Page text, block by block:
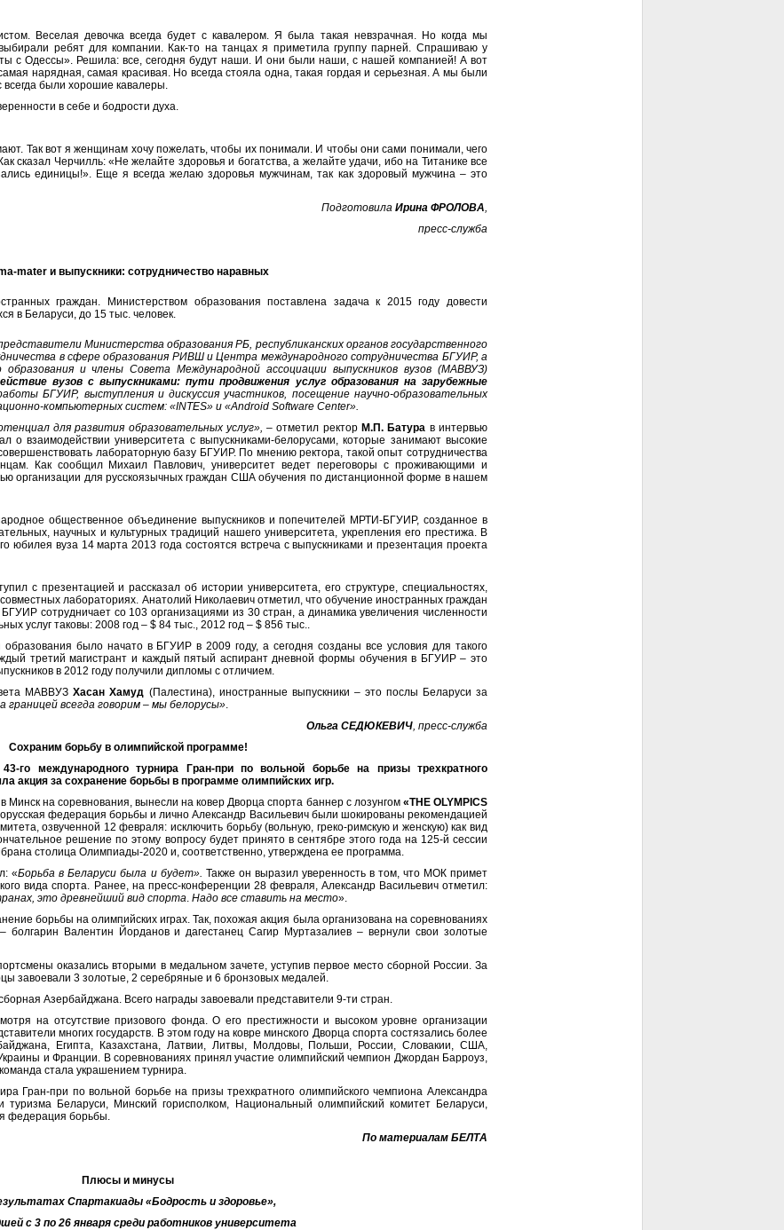
Веселая девочка всегда будет с кавалером. Я была такая невзрачная. Но когда мы
ребят для компании. Как-то на танцах я приметила группу парней. Спрашиваю у
с Одессы». Решила: все, сегодня будут наши. И они были наши, с нашей компанией! А вот
нарядная, самая красивая. Но всегда стояла одна, такая гордая и серьезная. А мы были
были хорошие кавалеры.
в себе и бодрости духа.
Так вот я женщинам хочу пожелать, чтобы их понимали. И чтобы они сами понимали, чего
сказал Черчилль: «Не желайте здоровья и богатства, а желайте удачи, ибо на Титанике все
единицы!». Еще я всегда желаю здоровья мужчинам, так как здоровый мужчина – это
Подготовила Ирина ФРОЛОВА,
пресс-служба
-mater и выпускники: сотрудничество наравных
граждан. Министерством образования поставлена задача к 2015 году довести
в Беларуси, до 15 тыс. человек.
Министерства образования РБ, республиканских органов государственного
в сфере образования РИВШ и Центра международного сотрудничества БГУИР, а
и члены Совета Международной ассоциации выпускников вузов (МАВВУЗ)
вузов с выпускниками: пути продвижения услуг образования на зарубежные
БГУИР, выступления и дискуссия участников, посещение научно-образовательных
компьютерных систем: «INTES» и «Android Software Center».
для развития образовательных услуг», – отметил ректор М.П. Батура в интервью
о взаимодействии университета с выпускниками-белорусами, которые занимают высокие
лабораторную базу БГУИР. По мнению ректора, такой опыт сотрудничества
Как сообщил Михаил Павлович, университет ведет переговоры с проживающими и
организации для русскоязычных граждан США обучения по дистанционной форме в нашем
общественное объединение выпускников и попечителей МРТИ-БГУИР, созданное в
научных и культурных традиций нашего университета, укрепления его престижа. В
юбилея вуза 14 марта 2013 года состоятся встреча с выпускниками и презентация проекта
с презентацией и рассказал об истории университета, его структуре, специальностях,
лабораториях. Анатолий Николаевич отметил, что обучение иностранных граждан
сотрудничает со 103 организациями из 30 стран, а динамика увеличения численности
услуг таковы: 2008 год – $ 84 тыс., 2012 год – $ 856 тыс..
было начато в БГУИР в 2009 году, а сегодня созданы все условия для такого
третий магистрант и каждый пятый аспирант дневной формы обучения в БГУИР– это
в 2012 году получили дипломы с отличием.
МАВВУЗХасан Хамуд (Палестина), иностранные выпускники –это послы Беларуси за
границей всегда говорим – мы белорусы».
Ольга СЕДЮКЕВИЧ, пресс-служба
Сохраним борьбу в олимпийской программе!
го международного турнира Гран-при по вольной борьбе на призы трехкратного
акция за сохранение борьбы в программе олимпийских игр.
на соревнования, вынесли на ковер Дворца спорта баннер с лозунгом «THE OLYMPICS
федерация борьбы и лично Александр Васильевич были шокированы рекомендацией
озвученной 12 февраля: исключить борьбу (вольную, греко-римскую и женскую) как вид
решение по этому вопросу будет принято в сентябре этого года на 125-й сессии
столица Олимпиады-2020 и, соответственно, утверждена ее программа.
«Борьба в Беларуси была и будет». Также он выразил уверенность в том, что МОК примет
вида спорта. Ранее, на пресс-конференции 28 февраля, Александр Васильевич отметил:
это древнейший вид спорта. Надо все ставить на место».
борьбы на олимпийских играх. Так, похожая акция была организована на соревнованиях
болгарин Валентин Йорданов и дагестанец Сагир Муртазалиев – вернули свои золотые
оказались вторыми в медальном зачете, уступив первое место сборной России. За
завоевали 3 золотые, 2 серебряные и 6 бронзовых медалей.
Азербайджана. Всего награды завоевали представители 9-ти стран.
на отсутствие призового фонда. О его престижности и высоком уровне организации
многих государств. В этом году на ковре минского Дворца спорта состязались более
Египта, Казахстана, Латвии, Литвы, Молдовы, Польши, России, Словакии, США,
и Франции. В соревнованиях принял участие олимпийский чемпион Джордан Барроуз,
стала украшением турнира.
Гран-при по вольной борьбе на призы трехкратного олимпийского чемпиона Александра
Беларуси, Минский горисполком, Национальный олимпийский комитет Беларуси,
федерация борьбы.
По материалам БЕЛТА
Плюсы и минусы
Cпартакиады «Бодрость и здоровье»,
с 3 по 26 января среди работников университета